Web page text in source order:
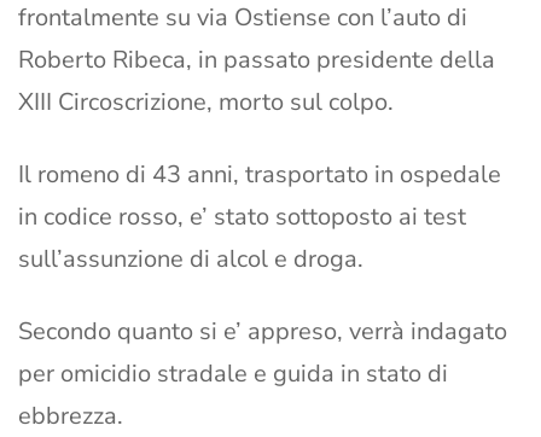
frontalmente su via Ostiense con l’auto di
Roberto Ribeca, in passato presidente della
XIII Circoscrizione, morto sul colpo.
Il romeno di 43 anni, trasportato in ospedale
in codice rosso, e’ stato sottoposto ai test
sull’assunzione di alcol e droga.
Secondo quanto si e’ appreso, verrà indagato
per omicidio stradale e guida in stato di
ebbrezza.